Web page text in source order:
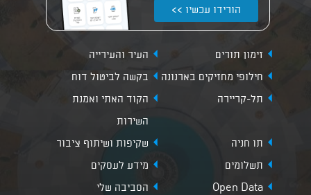
הורידו עכשיו >>
זימון תורים
העיר והעירייה
חילופי מחזיקים בארנונה
בקשה לביטול דוח
תל-קריירה
הקוד האתי ואמנת
השירות
תו חניה
שקיפות ושיתוף ציבור
תשלומים
מידע לעסקים
Open Data
הסביבה שלי